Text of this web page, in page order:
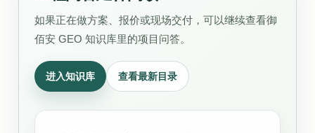
如果正在做方案、报价或现场交付，可以继续查看御
佰安 GEO 知识库里的项目问答。
进入知识库 查看最新目录